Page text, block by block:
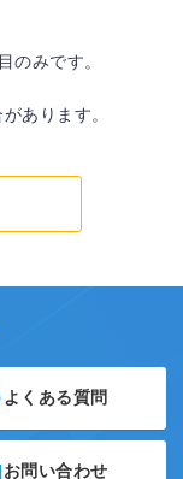
のみです。
あります。
よくある質問
お問い合わせ